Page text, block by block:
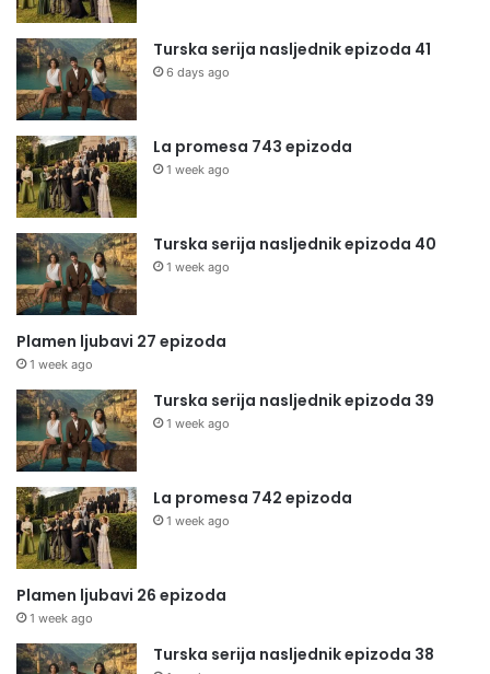
Turska serija nasljednik epizoda 41
6 days ago
La promesa 743 epizoda
1 week ago
Turska serija nasljednik epizoda 40
1 week ago
Plamen ljubavi 27 epizoda
1 week ago
Turska serija nasljednik epizoda 39
1 week ago
La promesa 742 epizoda
1 week ago
Plamen ljubavi 26 epizoda
1 week ago
Turska serija nasljednik epizoda 38